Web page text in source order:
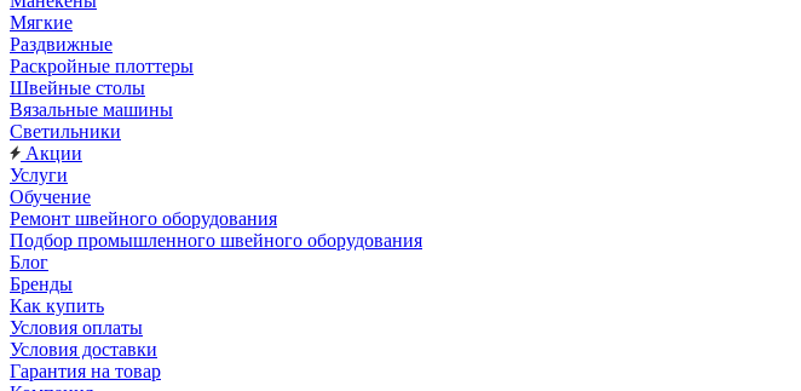
Мягкие
Раздвижные
Раскройные плоттеры
Швейные столы
Вязальные машины
Светильники
Акции
Услуги
Обучение
Ремонт швейного оборудования
Подбор промышленного швейного оборудования
Блог
Бренды
Как купить
Условия оплаты
Условия доставки
Гарантия на товар